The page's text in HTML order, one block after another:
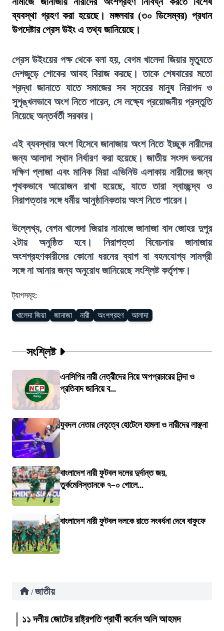
ব্যবস্থা গ্রহণ করা হয়েছে। মঙ্গলবার (৩০ ডিসেম্বর) প্রধান
উপদেষ্টার প্রেস উইং এ তথ্য জানিয়েছে।
প্রেস উইংয়ের পক্ষ থেকে বলা হয়, বেগম খালেদা জিয়ার মৃত্যুতে
দেশজুড়ে শোকের আবহ বিরাজ করছে। তাকে শেষবারের মতো
শ্রদ্ধা জানাতে যাতে সমাজের সব স্তরের মানুষ নিরাপদ ও
সুশৃঙ্খলভাবে অংশ নিতে পারেন, সে লক্ষ্যে প্রয়োজনীয় প্রস্তুতি
নিয়েছে অন্তর্বর্তী সরকার।
এই ব্যবস্থার অংশ হিসেবে জানাজায় অংশ নিতে ইচ্ছুক নারীদের
জন্য আলাদা স্থান নির্ধারণ করা হয়েছে। জাতীয় সংসদ ভবনের
দক্ষিণ প্লাজা এবং মানিক মিয়া এভিনিউ এলাকায় নারীদের জন্য
পৃথকভাবে আয়োজন রাখা হয়েছে, যাতে তারা স্বাচ্ছন্দ্য ও
নিরাপত্তার সঙ্গে ধর্মীয় আনুষ্ঠানিকতায় অংশ নিতে পারেন।
উল্লেখ্য, বেগম খালেদা জিয়ার নামাজে জানাজা বাদ জোহর দুপুর
২টায় অনুষ্ঠিত হবে। নিরাপত্তা বিবেচনায় জানাজায়
অংশগ্রহণকারীদের কোনো ধরনের ব্যাগ বা বহনযোগ্য সামগ্রী
সঙ্গে না আনার জন্য অনুরোধ জানিয়েছে সংশ্লিষ্ট কর্তৃপক্ষ।
ট্যাগসমূহ:
খালেদা জিয়া জানাজা নারী অংশগ্রহণ আলাদা
সংশ্লিষ্ট
এনসিপির নারী নেত্রীদের নিয়ে অপপ্রচারের নিন্দা ও
প্রতিবাদ জানিয়ে ব...
যুবদল নেতার নেতৃত্বে হোটেলে হামলা ও নারীদের লাঞ্ছনা
বাংলাদেশ নারী ফুটবল দলের দুর্দান্ত জয়,
তুর্কমেনিস্তানকে ৭–০ গোলে...
বাংলাদেশ নারী ফুটবল দলকে রাতে সংবর্ধনা দেবে বাফুফে
/ জাতীয়
১১ দলীয় জোটের রাষ্ট্রপতি প্রার্থী কর্নেল অলি আহমদ